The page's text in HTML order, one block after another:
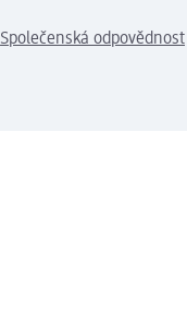
Společenská odpovědnost